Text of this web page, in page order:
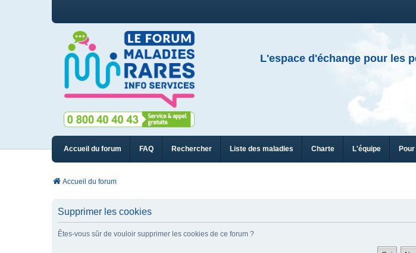
L'espace d'échange pour les
Accueil du forum FAQ Rechercher Liste des maladies Charte L'équipe
Accueil du forum
Supprimer les cookies
Êtes-vous sûr de vouloir supprimer les cookies de ce forum ?